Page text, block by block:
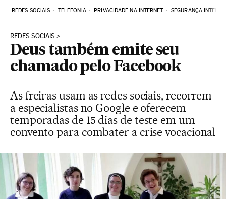
REDES SOCIAIS TELEFONIA PRIVACIDADE NA INTERNET SEGURANÇA
REDES SOCIAIS
Deus também emite seu
chamado pelo Facebook
As freiras usam as redes sociais, recorrem
a especialistas no Google e oferecem
temporadas de 15 dias de teste em um
convento para combater a crise vocacional